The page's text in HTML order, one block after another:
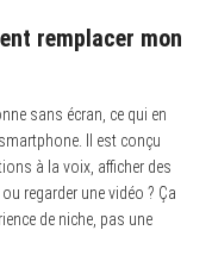
remplacer mon
sans écran, ce qui en
Il est conçu
à la voix, afficher des
regarder une vidéo ? Ça
de niche, pas une